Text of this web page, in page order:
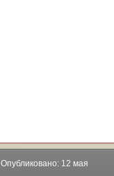
Опубликовано: 12 мая